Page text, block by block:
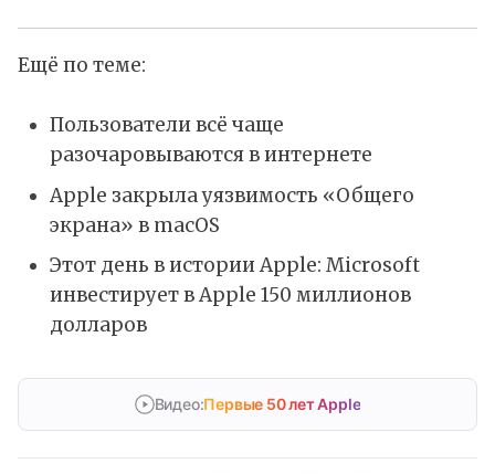
Ещё по теме:
Пользователи всё чаще
разочаровываются в интернете
Apple закрыла уязвимость «Общего
экрана» в macOS
Этот день в истории Apple: Microsoft
инвестирует в Apple 150 миллионов
долларов
Видео:Первые 50 лет Apple